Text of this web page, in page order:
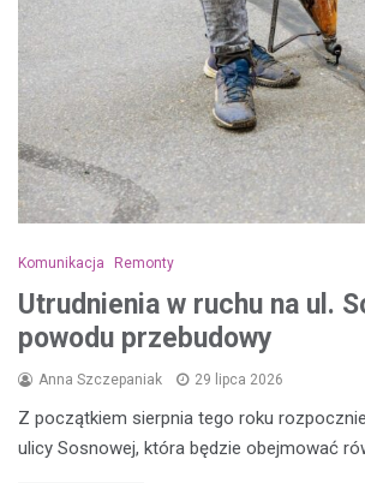
Komunikacja Remonty
Utrudnienia w ruchu na ul.
powodu przebudowy
Anna Szczepaniak 29 lipca 2026
Z początkiem sierpnia tego roku
ulicy Sosnowej, która będzie obejmować